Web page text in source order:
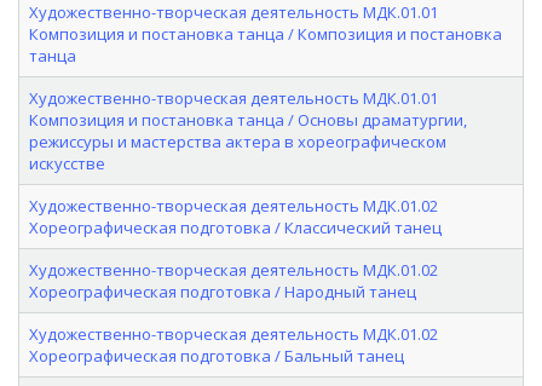
Художественно-творческая деятельность МДК.01.01
Композиция и постановка танца / Композиция и постановка
танца
Художественно-творческая деятельность МДК.01.01
Композиция и постановка танца / Основы драматургии,
режиссуры и мастерства актера в хореографическом
искусстве
Художественно-творческая деятельность МДК.01.02
Хореографическая подготовка / Классический танец
Художественно-творческая деятельность МДК.01.02
Хореографическая подготовка / Народный танец
Художественно-творческая деятельность МДК.01.02
Хореографическая подготовка / Бальный танец